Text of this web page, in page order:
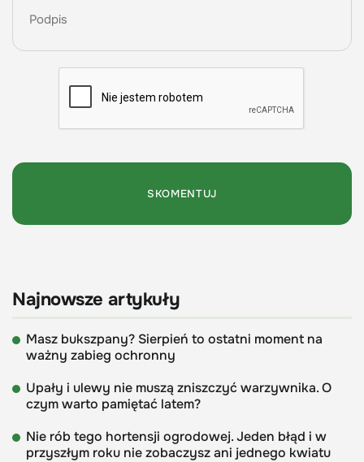
Najnowsze artykuły
Masz bukszpany? Sierpień to ostatni moment na
ważny zabieg ochronny
Upały i ulewy nie muszą zniszczyć warzywnika. O
czym warto pamiętać latem?
Nie rób tego hortensji ogrodowej. Jeden błąd i w
przyszłym roku nie zobaczysz ani jednego kwiatu